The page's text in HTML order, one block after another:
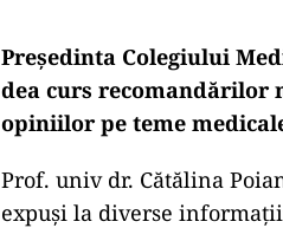
Președinta Colegiului
dea curs
opiniilor pe teme
Prof. univ dr. Cătălina
expuși la diverse